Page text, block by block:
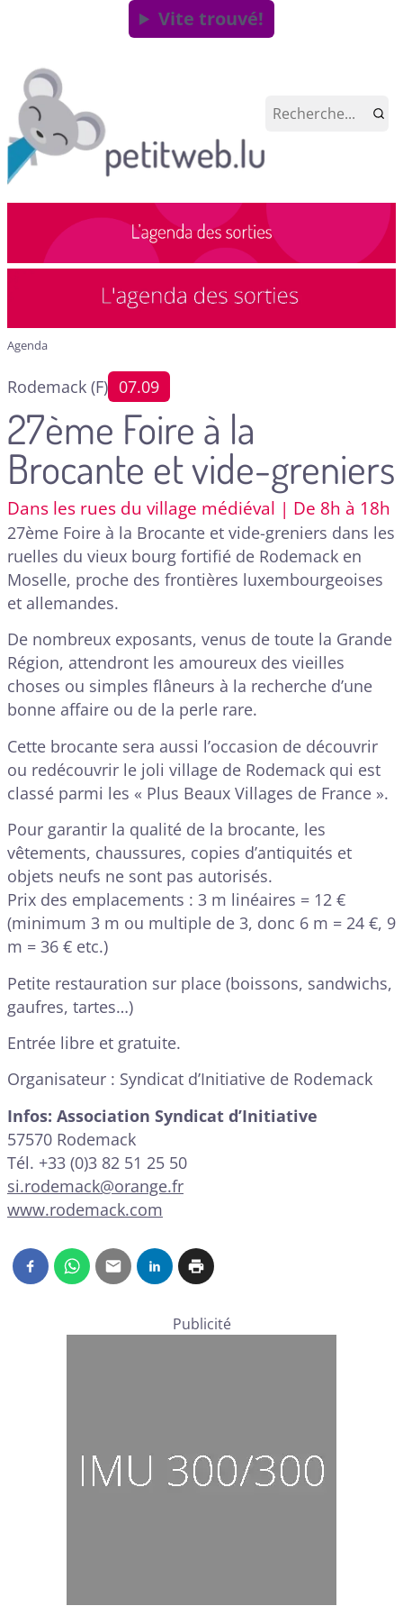
Vite trouvé!
Agenda
Rodemack (F) 07.09
27ème Foire à la
Brocante et vide-greniers
Dans les rues du village médiéval | De 8h à 18h
27ème Foire à la Brocante et vide-greniers dans les
ruelles du vieux bourg fortifié de Rodemack en
Moselle, proche des frontières luxembourgeoises
et allemandes.
De nombreux exposants, venus de toute la Grande
Région, attendront les amoureux des vieilles
choses ou simples flâneurs à la recherche d’une
bonne affaire ou de la perle rare.
Cette brocante sera aussi l’occasion de découvrir
ou redécouvrir le joli village de Rodemack qui est
classé parmi les « Plus Beaux Villages de France ».
Pour garantir la qualité de la brocante, les
vêtements, chaussures, copies d’antiquités et
objets neufs ne sont pas autorisés.
Prix des emplacements : 3 m linéaires = 12 €
(minimum 3 m ou multiple de 3, donc 6 m = 24 €, 9
m = 36 € etc.)
Petite restauration sur place (boissons, sandwichs,
gaufres, tartes…)
Entrée libre et gratuite.
Organisateur : Syndicat d’Initiative de Rodemack
Infos: Association Syndicat d’Initiative
57570 Rodemack
Tél. +33 (0)3 82 51 25 50
si.rodemack@orange.fr
www.rodemack.com
Publicité